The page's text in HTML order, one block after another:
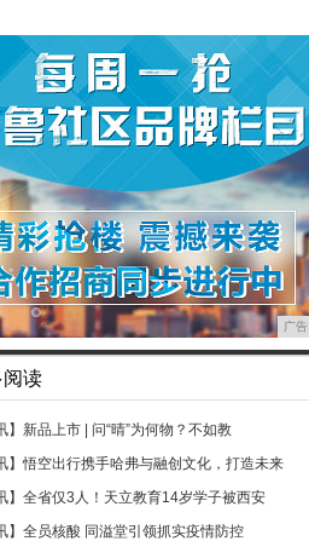
广告
读
】 新品上市 | 问“晴”为何物？不如教
】悟空出行携手哈弗与融创文化，打造未来
】 全省仅3人！天立教育14岁学子被西安
】 全员核酸 同溢堂引领抓实疫情防控